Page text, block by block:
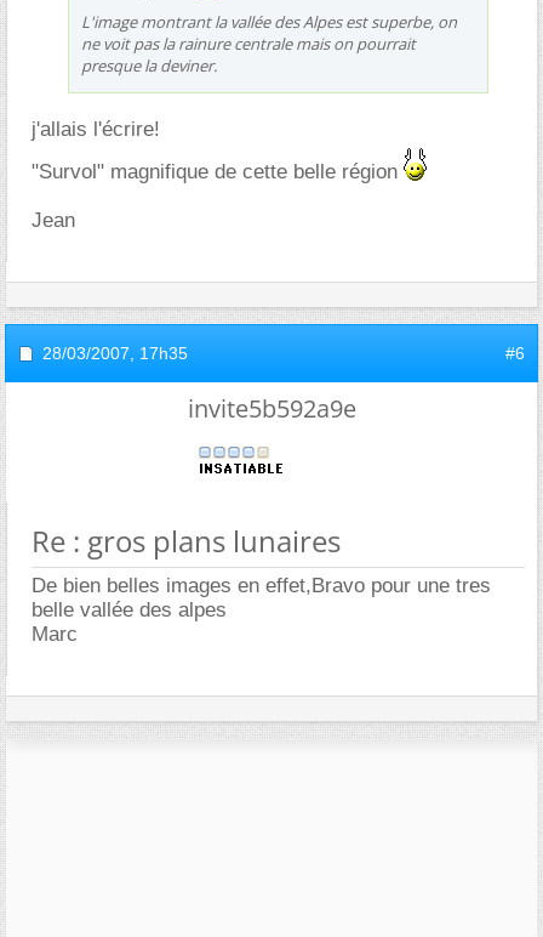
L'image montrant la vallée des Alpes est superbe, on
ne voit pas la rainure centrale mais on pourrait
presque la deviner.
j'allais l'écrire!
"Survol" magnifique de cette belle région
Jean
28/03/2007, 17h35 #6
invite5b592a9e
Re : gros plans lunaires
De bien belles images en effet,Bravo pour une tres
belle vallée des alpes
Marc